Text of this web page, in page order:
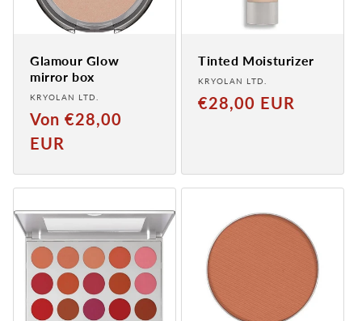
Glamour Glow
mirror box
Provider:
KRYOLAN LTD.
Normaler
Preis
Von €28,00
EUR
Tinted Moisturizer
Provider:
KRYOLAN LTD.
Normal
€28,00 EUR